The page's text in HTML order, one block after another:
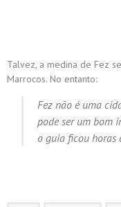
Talvez, a medina de Fez
Marrocos. No entanto:
Fez não é uma
pode ser um bom
o guia ficou horas